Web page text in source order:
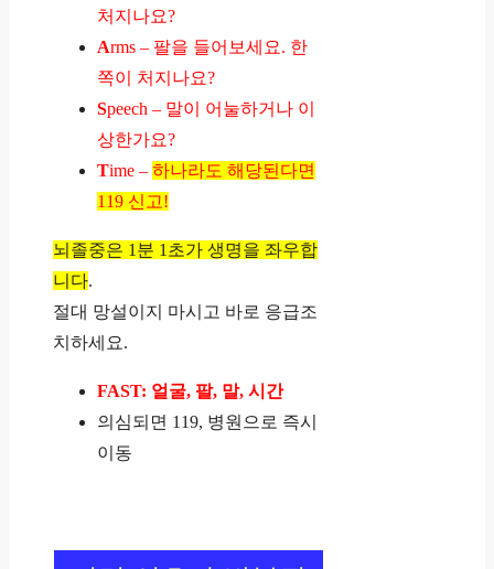
처지나요?
Arms – 팔을 들어보세요. 한
쪽이 처지나요?
Speech – 말이 어눌하거나 이
상한가요?
Time – 하나라도 해당된다면
119 신고!
뇌졸중은 1분 1초가 생명을 좌우합
니다.
절대 망설이지 마시고 바로 응급조
치하세요.
FAST: 얼굴, 팔, 말, 시간
의심되면 119, 병원으로 즉시
이동